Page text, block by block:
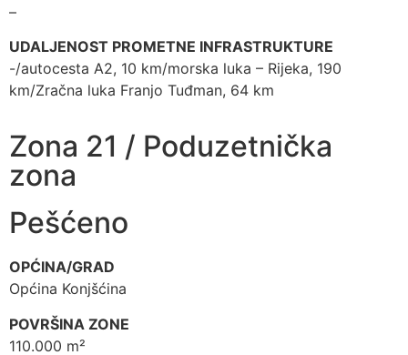
–
UDALJENOST PROMETNE INFRASTRUKTURE
-/autocesta A2, 10 km/morska luka – Rijeka, 190
km/Zračna luka Franjo Tuđman, 64 km
Zona 21 / Poduzetnička
zona
Pešćeno
OPĆINA/GRAD
Općina Konjšćina
POVRŠINA ZONE
110.000 m²